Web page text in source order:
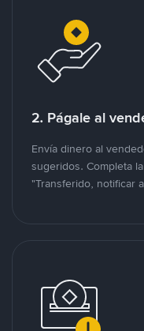
2. Págale al
Envía dinero al
sugeridos. Completa
"Transferido, notificar